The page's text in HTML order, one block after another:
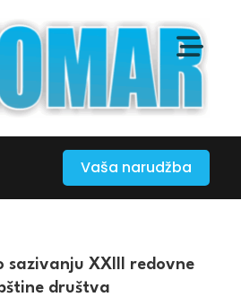
Vaša narudžba
sazivanju XXIII redovne
društva